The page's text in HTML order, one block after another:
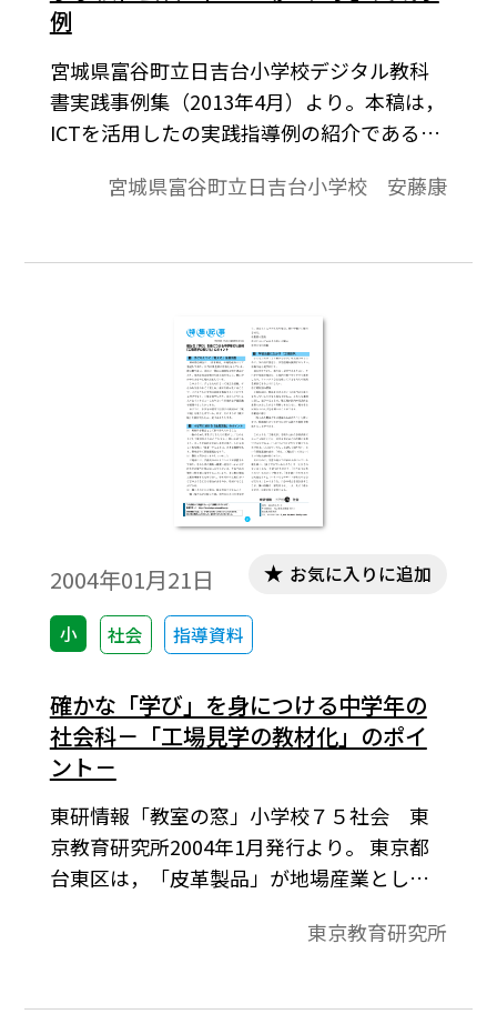
例
宮城県富谷町立日吉台小学校デジタル教科
書実践事例集（2013年4月）より。本稿は，
ICTを活用したの実践指導例の紹介である。
手がかりにして，地域にある工場に興味・
調べる計画を立てる。
宮城県富谷町立日吉台小学校 安藤康
2004年01月21日
小 社会 指導資料
お気に入りに追加
確かな「学び」を身につける中学年の
社会科－「工場見学の教材化」のポイ
ント－
東研情報「教室の窓」小学校７５社会 東
京教育研究所2004年1月発行より。 東京都
台東区は，「皮革製品」が地場産業として
ている。特に靴生産は，花川戸一帯には卸
生産工場を中心に，靴にかかわる大小の工
東京教育研究所